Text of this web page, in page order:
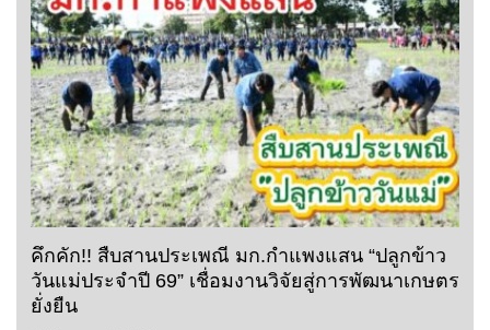
คึกคัก!! สืบสานประเพณี มก.กำแพงแสน “ปลูกข้าว
วันแม่ประจำปี 69” เชื่อมงานวิจัยสู่การพัฒนาเกษตร
ยั่งยืน